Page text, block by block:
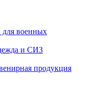
военных
и СИЗ
продукция